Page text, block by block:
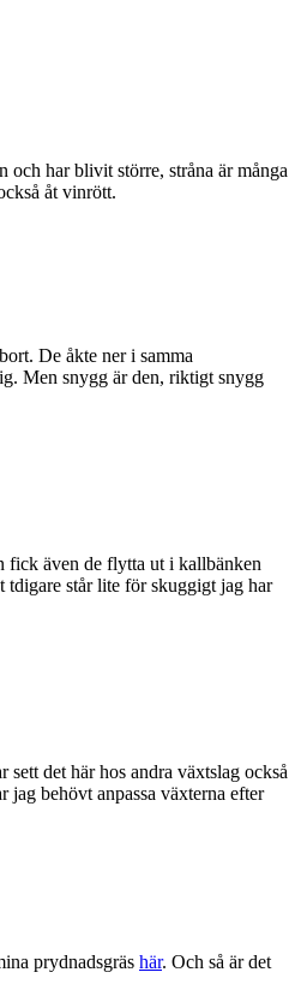
och har blivit större, stråna är många
åt vinrött.
De åkte ner i samma
Men snygg är den, riktigt snygg
fick även de flytta ut i kallbänken
tdigare står lite för skuggigt jag har
det här hos andra växtslag också
jag behövt anpassa växterna efter
prydnadsgräs här. Och så är det